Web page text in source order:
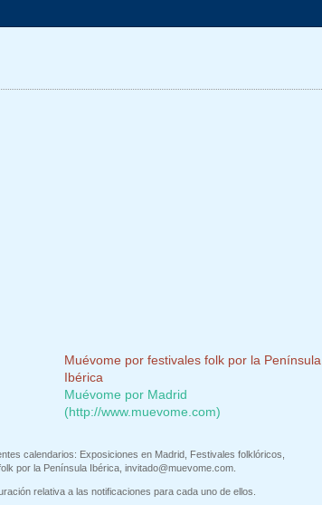
Muévome por festivales folk por la Península
Ibérica
Muévome por Madrid
(http://www.muevome.com)
calendarios: Exposiciones en Madrid, Festivales folklóricos,
por la Península Ibérica,invitado@muevome.com
relativa a las notificaciones para cada uno de ellos.